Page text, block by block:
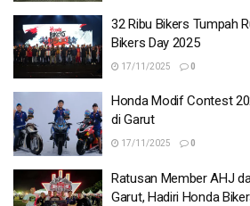
32 Ribu Bikers Tumpah
Bikers Day 2025
17/11/2025 0
Honda Modif Contest
di Garut
17/11/2025 0
Ratusan Member AHJ
Garut, Hadiri Honda